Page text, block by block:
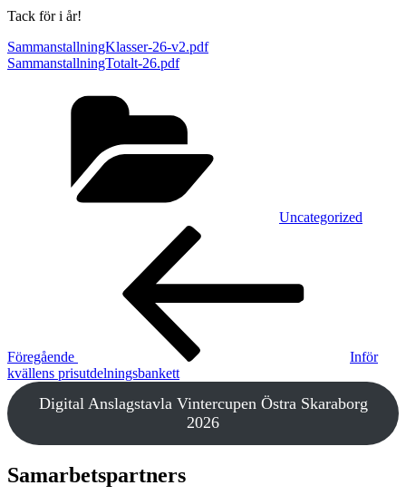
Tack för i år!
SammanstallningKlasser-26-v2.pdf
SammanstallningTotalt-26.pdf
Uncategorized
Inläggsnavigering
Föregående
Inför
kvällens prisutdelningsbankett
Digital Anslagstavla Vintercupen Östra Skaraborg
2026
Samarbetspartners